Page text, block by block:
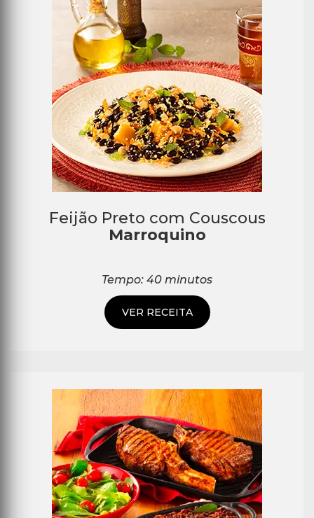
Feijão Preto com Couscous
Marroquino
Tempo: 40 minutos
VER RECEITA